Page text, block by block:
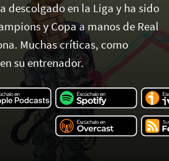
descolgado en la Liga y ha sido
y Copa a manos de Real
Muchas críticas, como
su entrenador.